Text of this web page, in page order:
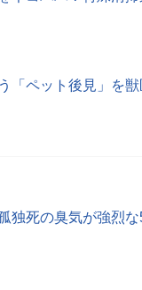
「ペット後見」を獣
独死の臭気が強烈